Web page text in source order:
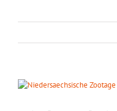
Zeige